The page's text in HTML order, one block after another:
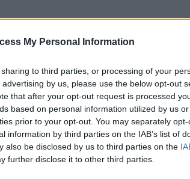
My Personal Information
to third parties, or processing of your
by us, please use the below opt-out
that after your opt-out request is processed
based on personal information utilized by us
prior to your opt-out. You may separately
information by third parties on the IAB’s list of
also be disclosed by us to third parties on the
further disclose it to other third parties.
Descargar Keyboard Maestro 11.0
publica esta aplicación en FileHorse? (Más